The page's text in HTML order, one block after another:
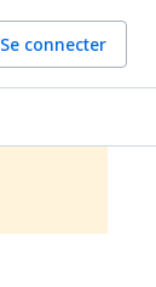
Se connecter